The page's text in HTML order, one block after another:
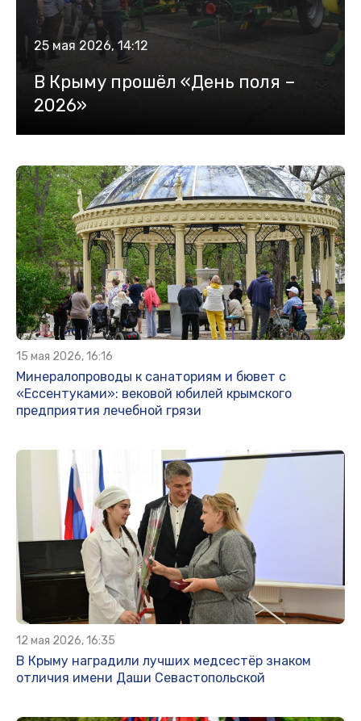
25 мая 2026, 14:12
В Крыму прошёл «День поля –
2026»
15 мая 2026, 16:16
Минералопроводы к санаториям и бювет с
«Ессентуками»: вековой юбилей крымского
предприятия лечебной грязи
12 мая 2026, 16:35
В Крыму наградили лучших медсестёр знаком
отличия имени Даши Севастопольской